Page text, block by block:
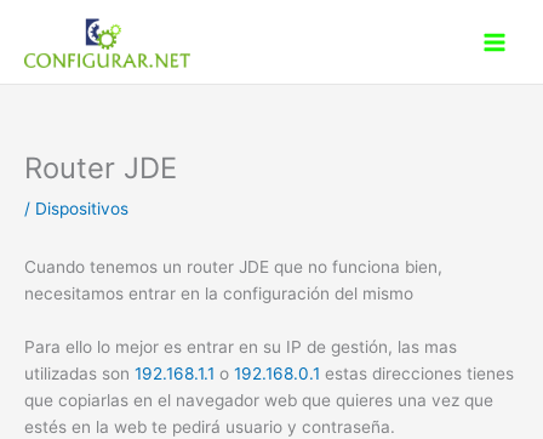
contenido
Router JDE
/ Dispositivos
Cuando tenemos un router JDE que no funciona bien,
necesitamos entrar en la configuración del mismo
Para ello lo mejor es entrar en su IP de gestión, las mas
utilizadas son 192.168.1.1 o 192.168.0.1 estas direcciones tienes
que copiarlas en el navegador web que quieres una vez que
estés en la web te pedirá usuario y contraseña.